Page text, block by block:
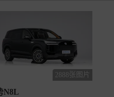
2888张图片
N8L